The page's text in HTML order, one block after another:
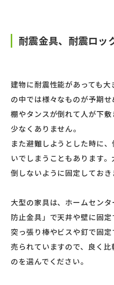
耐震金具、耐震ロッ
建物に耐震性能があっても
の中では様々なものが予期
棚やタンスが倒れて人が下
少なくありません。
また避難しようとした時に
いでしまうこともあります
倒しないように固定しておき
大型の家具は、ホームセン
防止金具」で天井や壁に固定
突っ張り棒やビスや釘で固
売られていますので、良く
のを選んでください。